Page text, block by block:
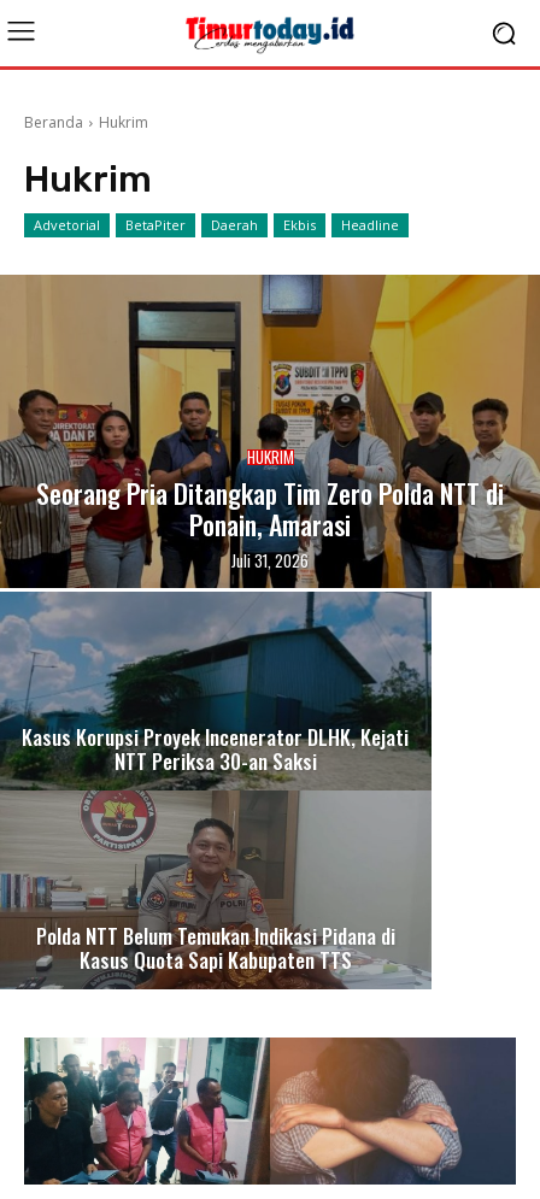
Beranda Hukrim
Hukrim
Advetorial BetaPiter Daerah Ekbis Headline
HUKRIM
Seorang Pria Ditangkap Tim Zero Polda NTT di
Ponain, Amarasi
Juli 31, 2026
Kasus Korupsi Proyek Incenerator DLHK, Kejati
NTT Periksa 30-an Saksi
Polda NTT Belum Temukan Indikasi Pidana di
Kasus Quota Sapi Kabupaten TTS